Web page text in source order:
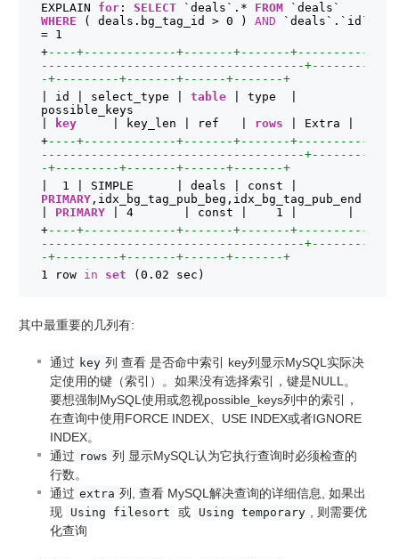
EXPLAIN for : SELECT `deals`.* FROM
WHERE
( deals.bg_tag_id > 0 ) AND
`deals`.`id`
= 1
+----+-------------+-------+-------+----------
-------------------------------------+--------
-+---------+-------+------+-------+
| id | select_type | table
| type  |
possible_keys
key | key_len | ref   | rows
| Extra |
+----+-------------+-------+-------+----------
-------------------------------------+--------
-+---------+-------+------+-------+
PRIMARY ,idx_bg_tag_pub_beg,idx_bg_tag_pub_end
PRIMARY
| 4       | const |    1 |       |
+----+-------------+-------+-------+----------
-------------------------------------+--------
-+---------+-------+------+-------+
1 row in set (0.02 sec)
其中最重要的几列有:
通过 key 列 查看 是否命中索引 key列显示MySQL实际决
定使用的键（索引）。如果没有选择索引，键是NULL。
要想强制MySQL使用或忽视possible_keys列中的索引，
在查询中使用FORCE INDEX、USE INDEX或者IGNORE
INDEX。
通过 rows 列 显示MySQL认为它执行查询时必须检查的
行数。
通过 extra 列, 查看 MySQL解决查询的详细信息, 如果出
现
Using filesort 或 Using temporary
, 则需要优
化查询